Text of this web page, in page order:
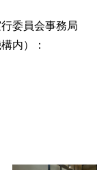
委員会事務局
構内）：